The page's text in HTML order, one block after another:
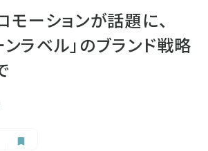
モーションが話題に、
ンラベル」のブランド戦略